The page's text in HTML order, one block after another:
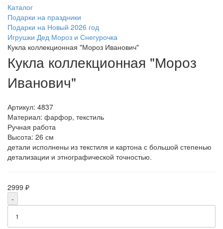
Каталог
Подарки на праздники
Подарки на Новый 2026 год
Игрушки Дед Мороз и Снегурочка
Кукла коллекционная "Мороз Иванович"
Кукла коллекционная "Мороз
Иванович"
Артикул: 4837
Материал: фарфор, текстиль
Ручная работа
Высота: 26 см
детали исполнены из текстиля и картона с большой степенью
детализации и этнографической точностью.
2999 ₽
-